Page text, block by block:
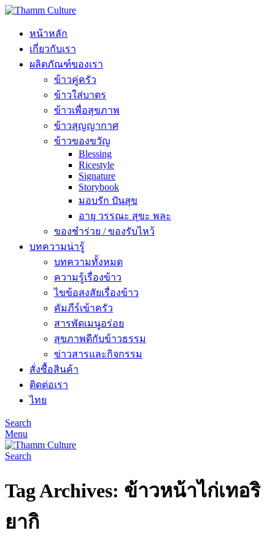
หน้าหลัก
เกี่ยวกับเรา
ผลิตภัณฑ์ของเรา
ข้าวคู่ครัว
ข้าวใส่บาตร
ข้าวเพื่อสุขภาพ
ข้าวสุญญากาศ
ข้าวของขวัญ
Blessing
Ricestyle
Signature
Storybook
มอบรัก ปันสุข
อายุ วรรณะ สุขะ พละ
ของชำร่วย / ของรับไหว้
บทความน่ารู้
บทความทั้งหมด
ความรู้เรื่องข้าว
ไขข้อสงสัยเรื่องข้าว
คัมภีร์เข้าครัว
สารพัดเมนูอร่อย
สุขภาพดีกับข้าวธรรม
ข่าวสารและกิจกรรม
สั่งซื้อสินค้า
ติดต่อเรา
ไทย
Search
Menu
Search
Tag Archives: ข้าวหน้าไก่เทอริ
ยากิ